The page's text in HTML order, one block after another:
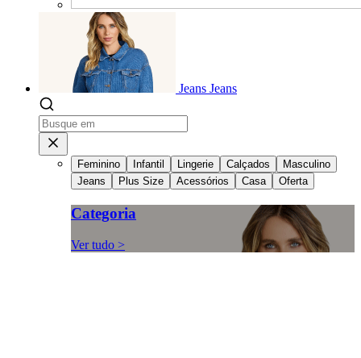
Jeans Jeans
Feminino Infantil Lingerie Calçados
Masculino
Jeans
Plus Size Acessórios Casa Oferta
Categoria
Ver tudo >